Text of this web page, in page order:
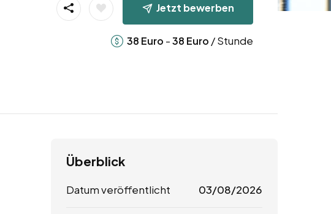
Jetzt bewerben
38 Euro -38 Euro / Stunde
Überblick
Datum veröffentlicht 03/08/2026